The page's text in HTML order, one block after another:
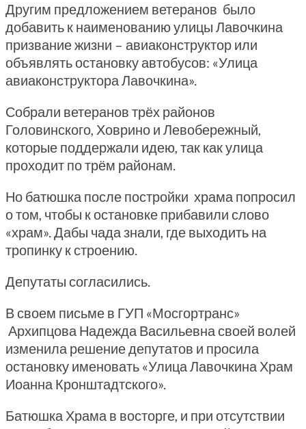
Другим предложением ветеранов было
добавить к наименованию улицы Лавочкина
призвание жизни – авиаконструктор или
объявлять остановку автобусов: «Улица
авиаконструктора Лавочкина».
Собрали ветеранов трёх районов
Головинского, Ховрино и Левобережный,
которые поддержали идею, так как улица
проходит по трём районам.
Но батюшка после постройки храма попросил
о том, чтобы к остановке прибавили слово
«храм». Дабы чада знали, где выходить на
тропинку к строению.
Депутаты согласились.
В своем письме в ГУП «Мосгортранс»
Архипцова Надежда Васильевна своей волей
изменила решение депутатов и просила
остановку именовать «Улица Лавочкина Храм
Иоанна Кронштадтского».
Батюшка Храма в восторге, и при отсутствии